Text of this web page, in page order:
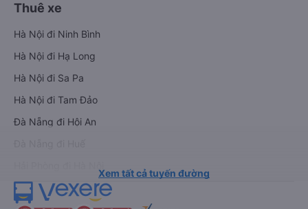
Thuê xe
Hà Nội đi Ninh Bình
Hà Nội đi Hạ Long
Hà Nội đi Sa Pa
Hà Nội đi Tam Đảo
Đà Nẵng đi Hội An
Xem tất cả tuyến đường